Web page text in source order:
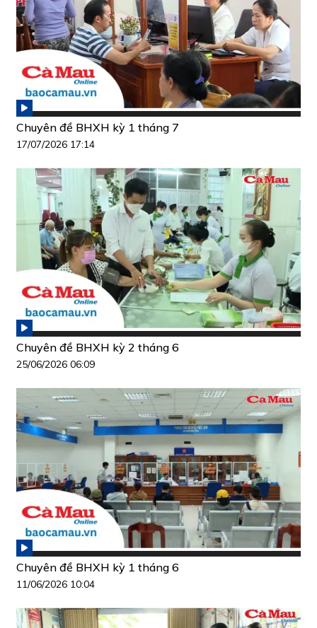
Chuyên đề BHXH kỳ 1 tháng 7
17/07/2026 17:14
Chuyên đề BHXH kỳ 2 tháng 6
25/06/2026 06:09
Chuyên đề BHXH kỳ 1 tháng 6
11/06/2026 10:04